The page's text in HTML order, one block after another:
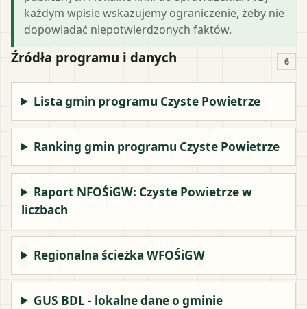
każdym wpisie wskazujemy ograniczenie, żeby nie
dopowiadać niepotwierdzonych faktów.
Źródła programu i danych 6
Lista gmin programu Czyste Powietrze
Ranking gmin programu Czyste Powietrze
Raport NFOŚiGW: Czyste Powietrze w
liczbach
Regionalna ścieżka WFOŚiGW
GUS BDL - lokalne dane o gminie